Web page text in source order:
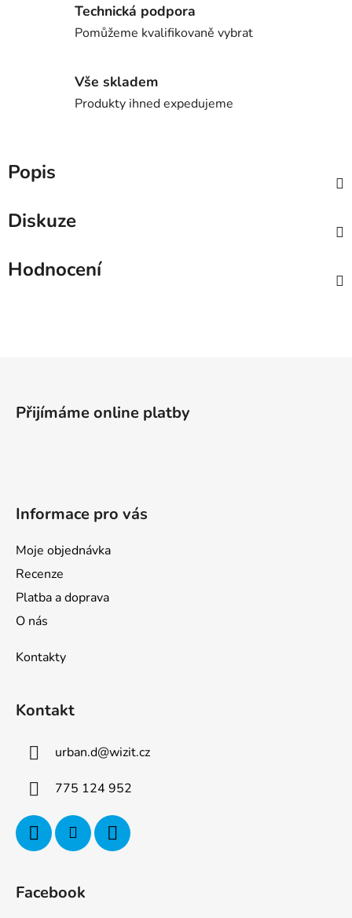
Technická podpora
Pomůžeme kvalifikovaně vybrat
Vše skladem
Produkty ihned expedujeme
Popis
Diskuze
Hodnocení
Přijímáme online platby
Informace pro vás
Moje objednávka
Recenze
Platba a doprava
O nás
Kontakty
Kontakt
urban.d@wizit.cz
775 124 952
Facebook